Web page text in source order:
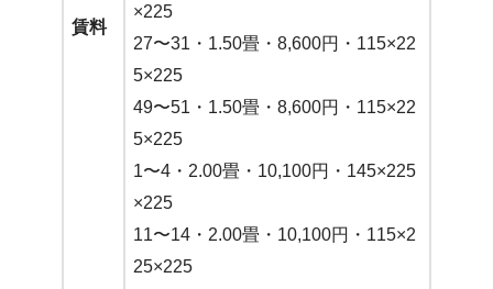
賃料
×225
27〜31・1.50畳・8,600円・115×22
5×225
49〜51・1.50畳・8,600円・115×22
5×225
1〜4・2.00畳・10,100円・145×225
×225
11〜14・2.00畳・10,100円・115×2
25×225